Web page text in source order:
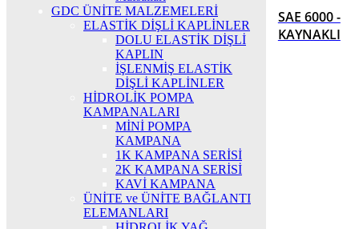
GDC ÜNİTE MALZEMELERİ
ELASTİK DİŞLİ KAPLİNLER
DOLU ELASTİK DİŞLİ
KAPLIN
İŞLENMİŞ ELASTİK
DİŞLİ KAPLİNLER
HİDROLİK POMPA
KAMPANALARI
MİNİ POMPA
KAMPANA
1K KAMPANA SERİSİ
2K KAMPANA SERİSİ
KAVİ KAMPANA
ÜNİTE ve ÜNİTE BAĞLANTI
ELEMANLARI
SAE 6000 -
KAYNAKLI